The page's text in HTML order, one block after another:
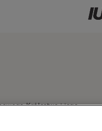
Królestwa i jego